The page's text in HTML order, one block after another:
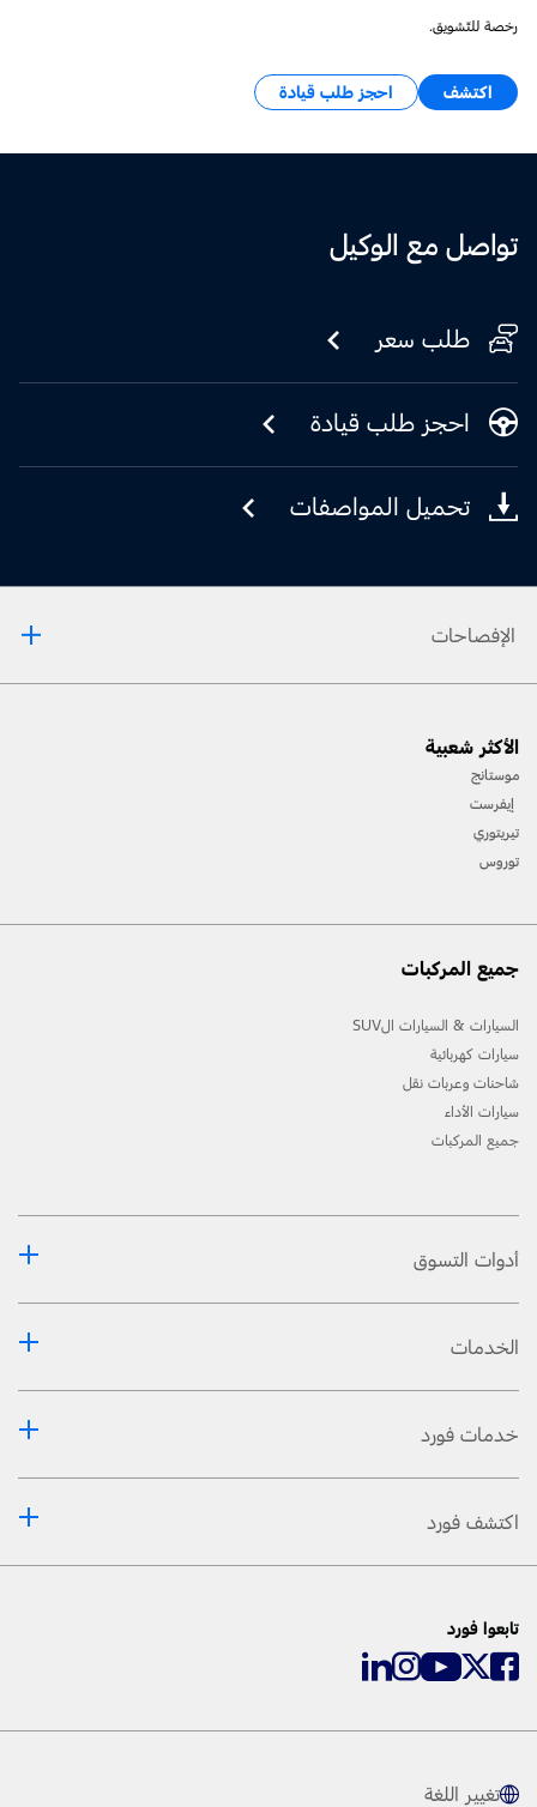
رخصة للتّشويق.
اكتشف احجز طلب قيادة
تواصل مع الوكيل
طلب سعر
احجز طلب قيادة
تحميل المواصفات
الإفصاحات
المسارات، واستخدام معدّات السّلامة المناسبة.
2. لن تتوفّر جميع ميّزات المركبة في جميع الأسواق. اتّصل بموزّع فورد المحلّي للحصول على أحدث
الأكثر شعبية
موستانج
إيفرست
تيريتوري
توروس
جميع المركبات
السيارات & السيارات الSUV
سيارات كهربائية
شاحنات وعربات نقل
سيارات الأداء
جميع المركبات
أدوات التسوق
الخدمات
خدمات فورد
اكتشف فورد
تابعوا فورد
تغيير اللغة